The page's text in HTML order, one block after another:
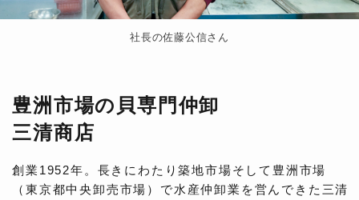
社長の佐藤公信さん
豊洲市場の貝専門仲卸
三清商店
創業1952年。長きにわたり築地市場そして豊洲市場
（東京都中央卸売市場）で水産仲卸業を営んできた三清